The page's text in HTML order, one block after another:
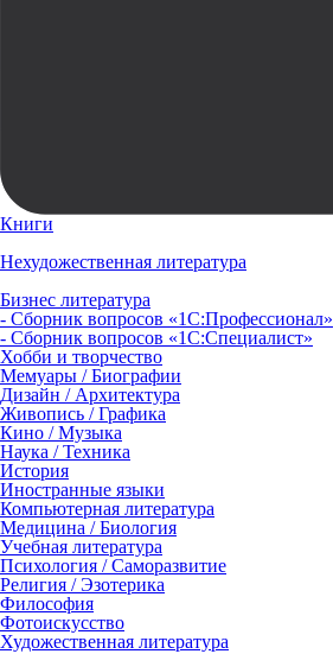
Книги
Нехудожественная литература
Бизнес литература
- Сборник вопросов «1С:Профессионал»
- Сборник вопросов «1С:Специалист»
Хобби и творчество
Мемуары / Биографии
Дизайн / Архитектура
Живопись / Графика
Кино / Музыка
Наука / Техника
История
Иностранные языки
Компьютерная литература
Медицина / Биология
Учебная литература
Психология / Саморазвитие
Религия / Эзотерика
Философия
Фотоискусство
Художественная литература